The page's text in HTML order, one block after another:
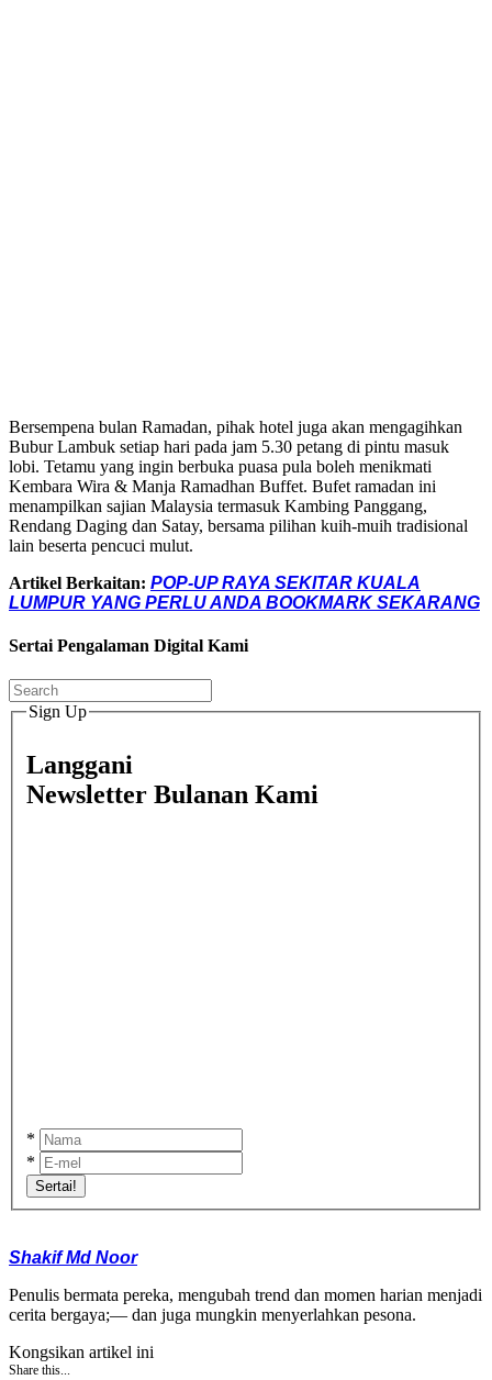
Bersempena bulan Ramadan, pihak hotel juga akan mengagihkan
Bubur Lambuk setiap hari pada jam 5.30 petang di pintu masuk
lobi. Tetamu yang ingin berbuka puasa pula boleh menikmati
Kembara Wira & Manja Ramadhan Buffet. Bufet ramadan ini
menampilkan sajian Malaysia termasuk Kambing Panggang,
Rendang Daging dan Satay, bersama pilihan kuih-muih tradisional
lain beserta pencuci mulut.
Artikel Berkaitan: POP-UP RAYA SEKITAR KUALA
LUMPUR YANG PERLU ANDA BOOKMARK SEKARANG
Sertai Pengalaman Digital Kami
Sign Up
Langgani
Newsletter Bulanan Kami
*
*
Sertai!
Shakif Md Noor
Penulis bermata pereka, mengubah trend dan momen harian menjadi
cerita bergaya;— dan juga mungkin menyerlahkan pesona.
Kongsikan artikel ini
Share this...